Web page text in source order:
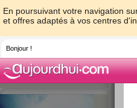
En poursuivant votre navigation
et offres adaptés à vos centres
Bonjour !